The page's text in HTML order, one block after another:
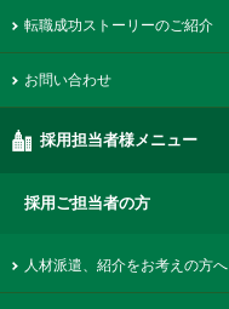
転職成功ストーリーのご紹介
お問い合わせ
採用担当者様メニュー
採用ご担当者の方
人材派遣、紹介をお考えの方へ